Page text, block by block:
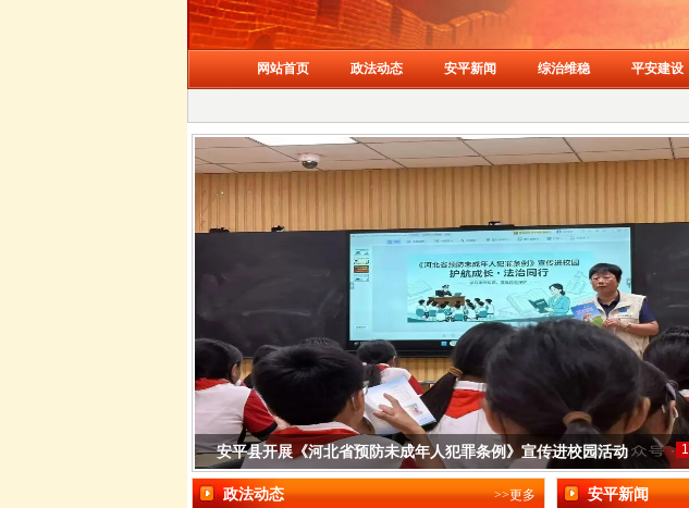
网站首页 政法动态 安平新闻 综治维稳 平安建设
安平县开展《河北省预防未成年人犯罪条例》宣传进校园活动 1
政法动态 >>更多 安平新闻